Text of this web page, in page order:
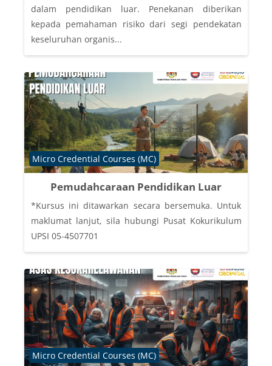
dalam pendidikan luar. Penekanan diberikan
kepada pemahaman risiko dari segi pendekatan
keseluruhan organis...
Pemudahcaraan Pendidikan Luar
Course category
Micro Credential Courses (MC)
*Kursus ini ditawarkan secara bersemuka. Untuk
maklumat lanjut, sila hubungi Pusat Kokurikulum
UPSI 05-4507701
Course category
Micro Credential Courses (MC)